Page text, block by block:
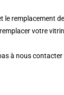
le remplacement
votre
à nous contacter